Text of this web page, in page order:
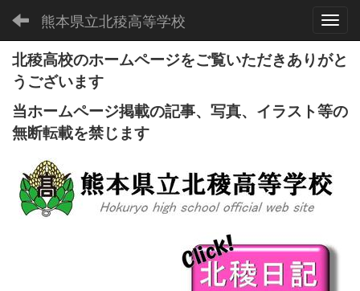
熊本県立北稜高等学校
北稜高校のホームページをご覧いただきありがと
うございます
当ホームページ掲載の記事、写真、イラスト等の
無断転載を禁じます